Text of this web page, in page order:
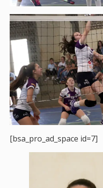
[bsa_pro_ad_space id=7]